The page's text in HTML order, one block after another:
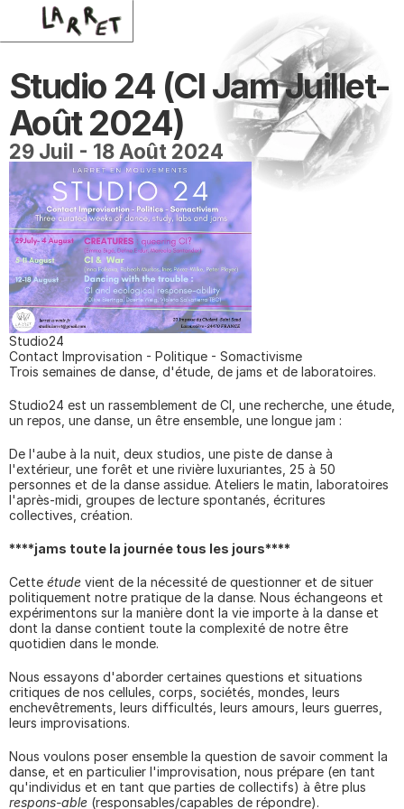
Studio 24 (CI Jam Juillet-
Août 2024)
29 Juil - 18 Août 2024
Studio24
Contact Improvisation - Politique - Somactivisme
Trois semaines de danse, d'étude, de jams et de laboratoires.
Studio24 est un rassemblement de CI, une recherche, une étude,
un repos, une danse, un être ensemble, une longue jam :
De l'aube à la nuit, deux studios, une piste de danse à
l'extérieur, une forêt et une rivière luxuriantes, 25 à 50
personnes et de la danse assidue. Ateliers le matin, laboratoires
l'après-midi, groupes de lecture spontanés, écritures
collectives, création.
****jams toute la journée tous les jours****
Cette étude vient de la nécessité de questionner et de situer
politiquement notre pratique de la danse. Nous échangeons et
expérimentons sur la manière dont la vie importe à la danse et
dont la danse contient toute la complexité de notre être
quotidien dans le monde.
Nous essayons d'aborder certaines questions et situations
critiques de nos cellules, corps, sociétés, mondes, leurs
enchevêtrements, leurs difficultés, leurs amours, leurs guerres,
leurs improvisations.
Nous voulons poser ensemble la question de savoir comment la
danse, et en particulier l'improvisation, nous prépare (en tant
respons-able (responsables/capables de répondre).